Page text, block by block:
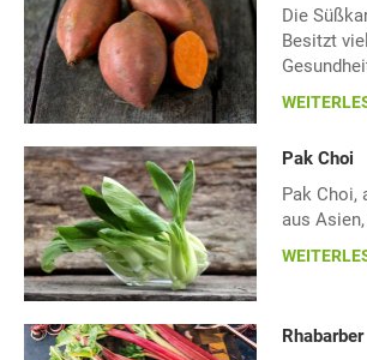
Die
Besitzt
Pak Choi
Pak Choi,
aus
Rhabarber